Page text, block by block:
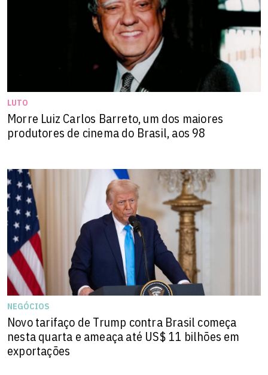
LUTO
Morre Luiz Carlos Barreto, um dos maiores
produtores de cinema do Brasil, aos 98
NEGÓCIOS
Novo tarifaço de Trump contra Brasil começa
nesta quarta e ameaça até US$ 11 bilhões em
exportações